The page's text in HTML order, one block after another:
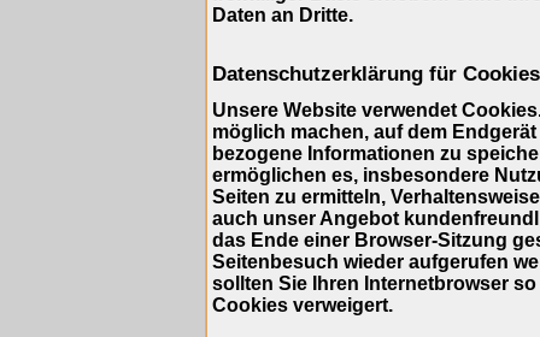
Daten an Dritte.
Datenschutzerklärung für Cookies
Unsere Website verwendet
möglich machen, auf dem
bezogene Informationen zu
ermöglichen es, insbesondere
Seiten zu ermitteln,
auch unser Angebot
das Ende einer Browser-Sitzung
Seitenbesuch wieder aufgerufen
sollten Sie Ihren Internetbrowser
Cookies verweigert.